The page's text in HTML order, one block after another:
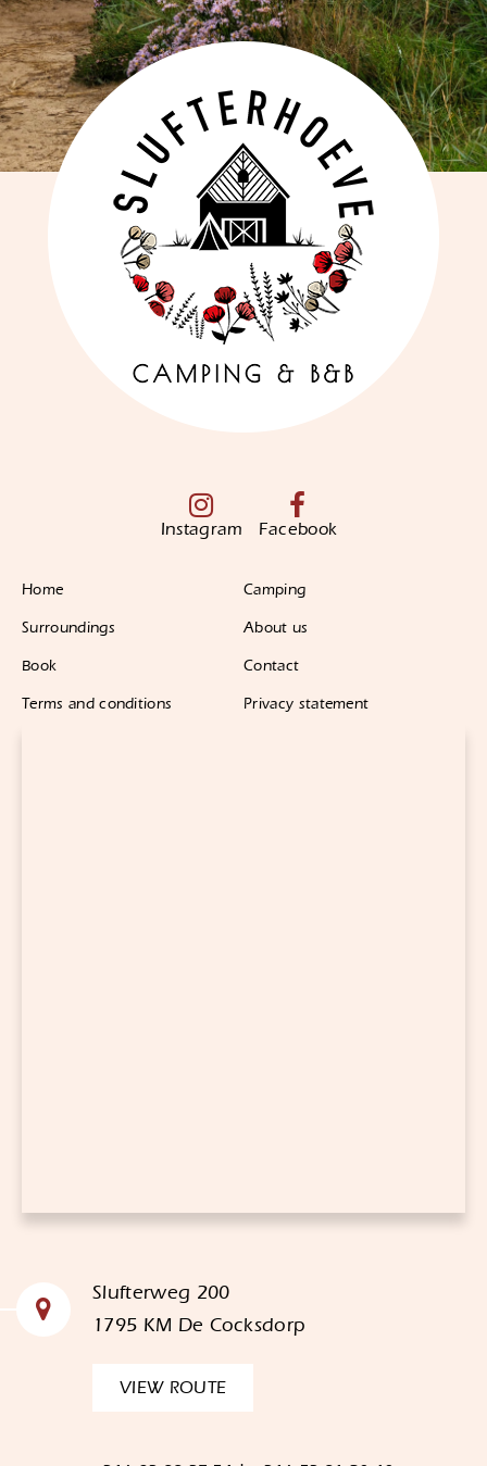
Instagram Facebook
Home Camping
Surroundings About us
Book Contact
Terms and conditions Privacy statement
Slufterweg 200
1795 KM De Cocksdorp
VIEW ROUTE